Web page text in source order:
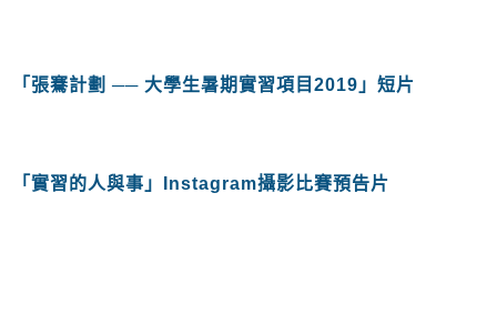
「張騫計劃 ── 大學生暑期實習項目2019 」短片
「實習的人與事」Instagram攝影比賽預告片